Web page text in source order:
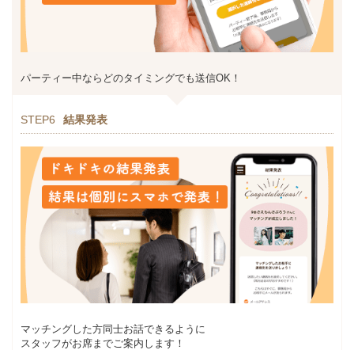
パーティー中ならどのタイミングでも送信OK！
STEP6 結果発表
マッチングした方同士お話できるように
スタッフがお席までご案内します！